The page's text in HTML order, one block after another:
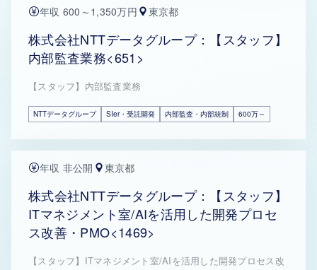
年収 600～1,350万円 東京都
株式会社NTTデータグループ：【スタッフ】
内部監査業務<651>
【スタッフ】内部監査業務
NTTデータグループ SIer・受託開発 内部監査・内部統制 600万～
年収 非公開 東京都
株式会社NTTデータグループ：【スタッフ】
ITマネジメント室/AIを活用した開発プロセ
ス改善・PMO<1469>
【スタッフ】ITマネジメント室/AIを活用した開発プロセス改